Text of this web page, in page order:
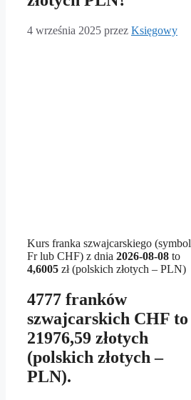
4 września 2025 przez Księgowy
Kurs franka szwajcarskiego (symbol
Fr lub CHF) z dnia 2026-08-08 to
4,6005 zł (polskich złotych – PLN)
4777 franków
szwajcarskich CHF to
21976,59 złotych
(polskich złotych –
PLN).